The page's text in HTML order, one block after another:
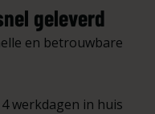
geleverd
en betrouwbare
werkdagen in huis